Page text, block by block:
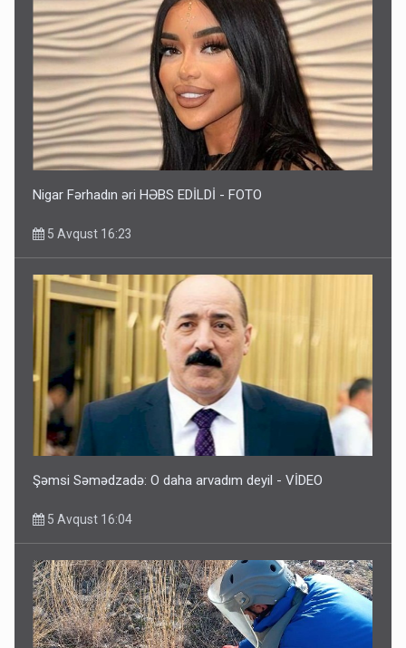
Nigar Fərhadın əri HƏBS EDİLDİ - FOTO
5 Avqust 16:23
Şəmsi Səmədzadə: O daha arvadım deyil - VİDEO
5 Avqust 16:04